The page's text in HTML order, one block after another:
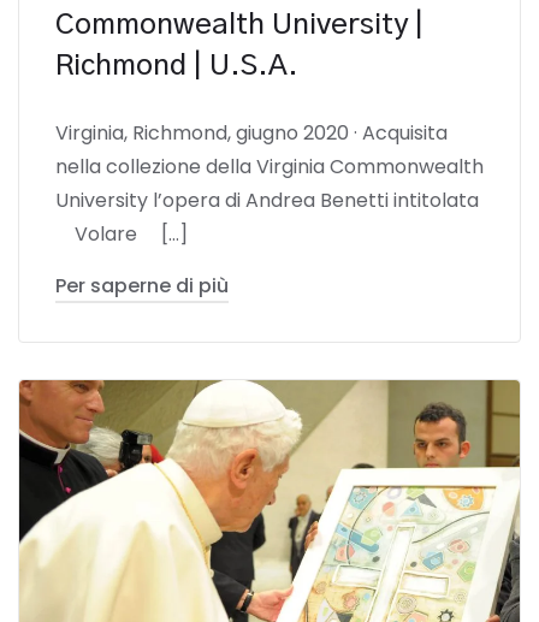
Commonwealth University |
Richmond | U.S.A.
Virginia, Richmond, giugno 2020 · Acquisita
nella collezione della Virginia Commonwealth
University l’opera di Andrea Benetti intitolata
Volare […]
Per saperne di più